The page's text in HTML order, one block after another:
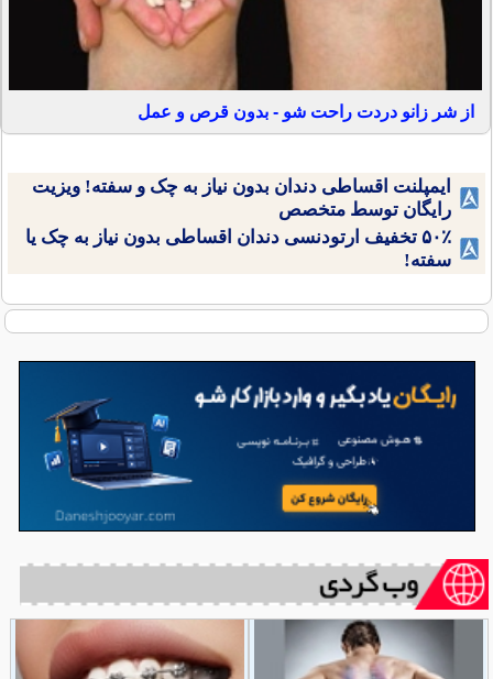
از شر زانو دردت راحت شو - بدون قرص و عمل
ایمپلنت اقساطی دندان بدون نیاز به چک و سفته! ویزیت
رایگان توسط متخصص
۵۰٪ تخفیف ارتودنسی دندان اقساطی بدون نیاز به چک یا
سفته!